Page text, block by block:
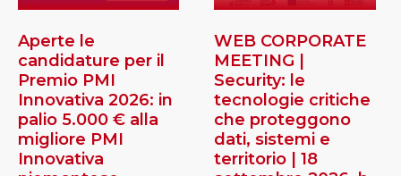
Aperte le
candidature per il
Premio PMI
Innovativa 2026: in
palio 5.000 € alla
migliore PMI
Innovativa
WEB CORPORATE
MEETING |
Security: le
tecnologie critiche
che proteggono
dati, sistemi e
territorio | 18